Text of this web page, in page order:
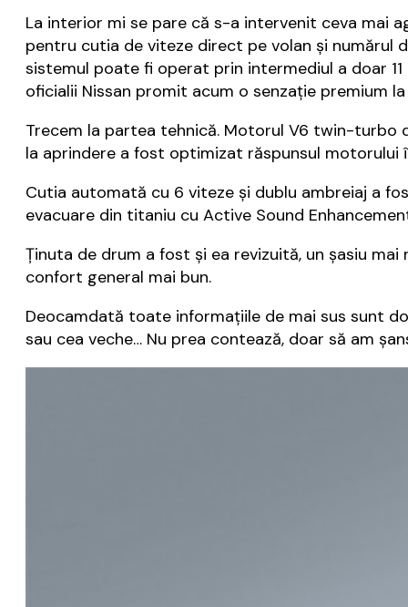
La interior mi se pare că s-a intervenit ceva mai
pentru cutia de viteze direct pe volan și
sistemul poate fi operat prin intermediul a doar
oficialii Nissan promit acum o senzație premium la
Trecem la partea tehnică. Motorul V6 twin-turbo
la aprindere a fost optimizat răspunsul
Cutia automată cu 6 viteze și dublu ambreiaj a
evacuare din titaniu cu Active Sound
Ținuta de drum a fost și ea revizuită, un șasiu
confort general mai bun.
Deocamdată toate informațiile de mai sus sunt
sau cea veche… Nu prea contează, doar să am